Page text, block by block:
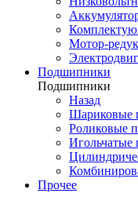
Мотор-
Подшипники
Подшипники
Назад
Шариковые
Роликовые
Прочее